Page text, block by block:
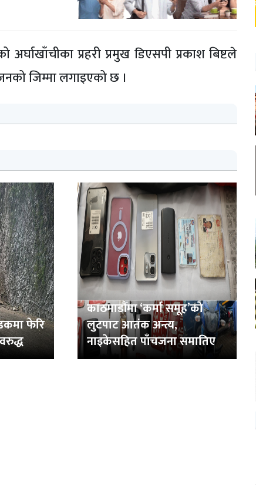
प्रहरी प्रमुख डिएसपी प्रकाश बिष्टले
जिम्मा लगाइएको छ ।
फेरि
काठमाडौंमा ‘कर्मा समूह’को
लुटपाट आतंक अन्त्य,
नाइकेसहित पाँचजना समातिए